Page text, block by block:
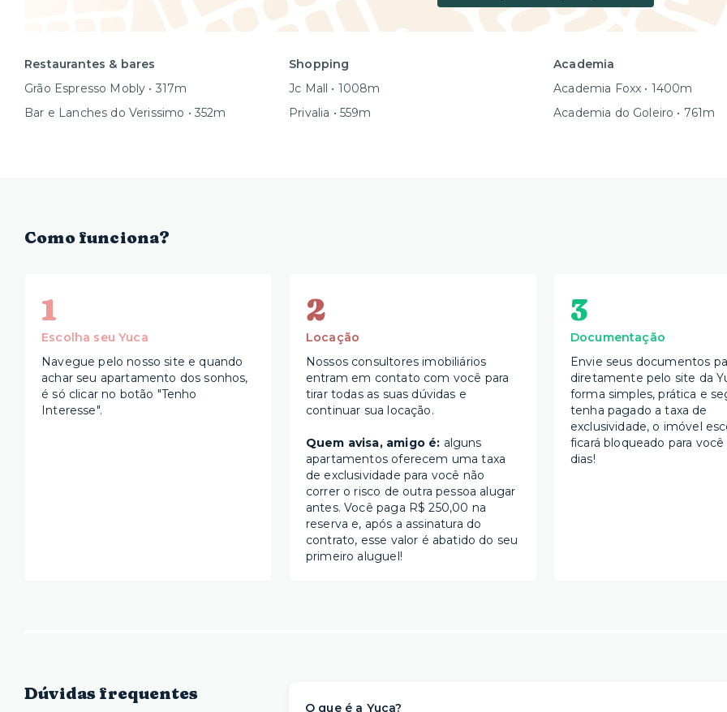
Restaurantes & bares
Grão Espresso Mobly • 317m
Bar e Lanches do Verissimo • 352m
Shopping
Jc Mall • 1008m
Privalia • 559m
Academia
Academia Foxx • 1400m
Academia do Goleiro • 761m
Como funciona?
1
Escolha seu Yuca
Navegue pelo nosso site e quando
achar seu apartamento dos sonhos,
é só clicar no botão "Tenho
Interesse".
2
Locação
Nossos consultores imobiliários
entram em contato com você para
tirar todas as suas dúvidas e
continuar sua locação.
Quem avisa, amigo é: alguns
apartamentos oferecem uma taxa
de exclusividade para você não
correr o risco de outra pessoa alugar
antes. Você paga R$ 250,00 na
reserva e, após a assinatura do
contrato, esse valor é abatido do seu
primeiro aluguel!
3
Documentação
Envie seus documentos
diretamente pelo site da
forma simples, prática e
tenha pagado a taxa de
exclusividade, o imóvel
ficará bloqueado para
dias!
Dúvidas frequentes
O que é a Yuca?